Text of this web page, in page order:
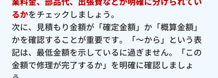
るかをチェックしましょう。
次に、見積もり金額が「確定金額」か「概算金額」
かを確認することが重要です。「〜から」という表
記は、最低金額を示しているに過ぎません。「この
金額で修理が完了するか」を明確に確認しましょ